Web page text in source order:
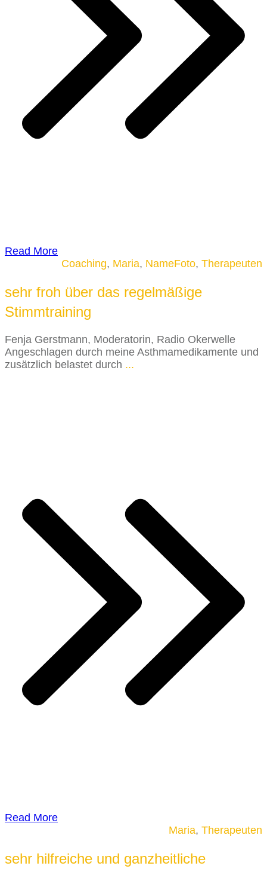
Read More
Coaching, Maria, NameFoto, Therapeuten
sehr froh über das regelmäßige
Stimmtraining
Fenja Gerstmann, Moderatorin, Radio Okerwelle
Angeschlagen durch meine Asthmamedikamente und
zusätzlich belastet durch ...
Read More
Maria, Therapeuten
sehr hilfreiche und ganzheitliche